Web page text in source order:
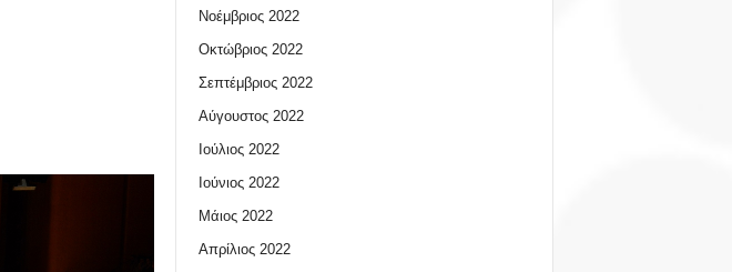
Νοέμβριος 2022
Οκτώβριος 2022
Σεπτέμβριος 2022
Αύγουστος 2022
Ιούλιος 2022
Ιούνιος 2022
Μάιος 2022
Απρίλιος 2022